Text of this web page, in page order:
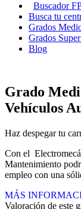
Buscador
Busca tu
Grados
Grados
Blog
Grado
Vehículos
Haz despegar tu
Con el
Mantenimiento
empleo con una
MÁS
Valoración de este